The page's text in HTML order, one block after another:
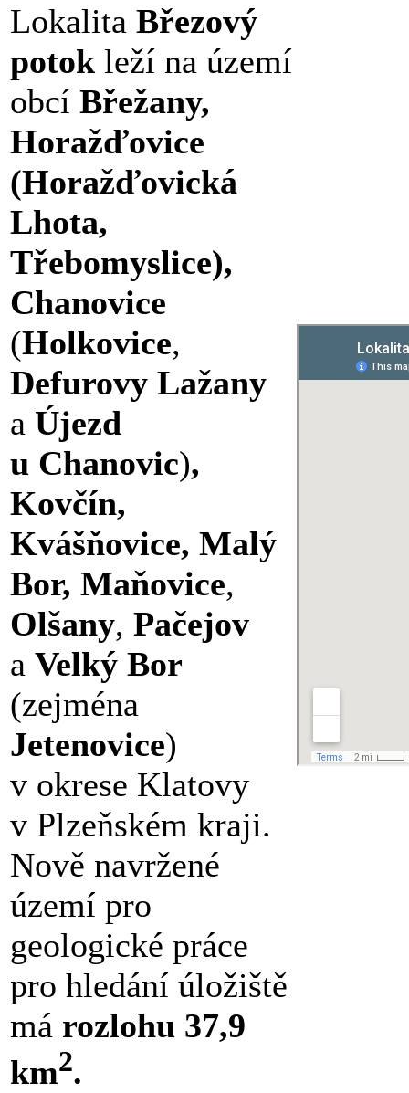
Lokalita Březový
potok leží na území
obcí Břežany,
Horažďovice
(Horažďovická
Lhota,
Třebomyslice),
Chanovice
(Holkovice,
Defurovy Lažany
a Újezd
u Chanovic),
Kovčín,
Kvášňovice, Malý
Bor, Maňovice,
Olšany, Pačejov
a Velký Bor
(zejména
Jetenovice)
v okrese Klatovy
v Plzeňském kraji.
Nově navržené
území pro
geologické práce
pro hledání úložiště
má rozlohu 37,9
km2.